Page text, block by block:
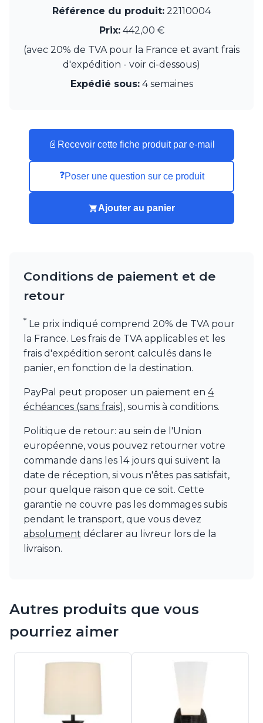
Robin
Vincent Sheppard
Visual Comfort&Co.
Référence du produit: 22110004
Prix:442,00 €
(avec 20% de TVA pour la France et avant frais
d'expédition - voir ci-dessous)
Expédié sous:4 semaines
📄 Recevoir cette fiche produit par e-mail
❓Poser une question sur ce produit
Ajouter au panier
Conditions de paiement et de
retour
* Le prix indiqué comprend 20% de TVA pour
la France. Les frais de TVA applicables et les
frais d'expédition seront calculés dans le
panier, en fonction de la destination.
PayPal peut proposer un paiement en 4
échéances (sans frais), soumis à conditions.
Politique de retour: au sein de l'Union
européenne, vous pouvez retourner votre
commande dans les 14 jours qui suivent la
date de réception, si vous n'êtes pas satisfait,
pour quelque raison que ce soit. Cette
garantie ne couvre pas les dommages subis
pendant le transport, que vous devez
absolument déclarer au livreur lors de la
livraison.
Autres produits que vous
pourriez aimer